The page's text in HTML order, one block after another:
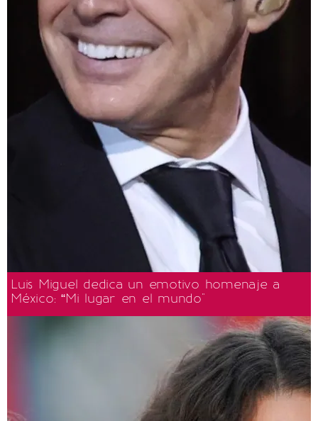
Luis Miguel dedica un emotivo homenaje a
México: “Mi lugar en el mundo"